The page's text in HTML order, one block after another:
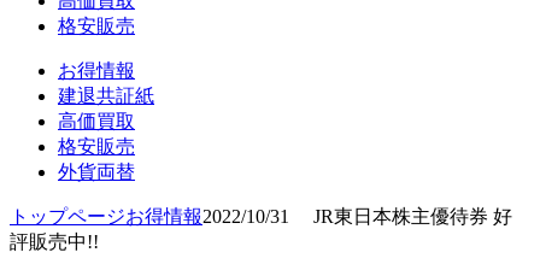
格安販売
お得情報
建退共証紙
高価買取
格安販売
外貨両替
トップページお得情報2022/10/31 JR東日本株主優待券 好
評販売中!!